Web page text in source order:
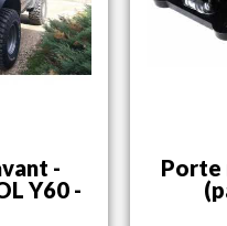
-
Y60 -
Porte